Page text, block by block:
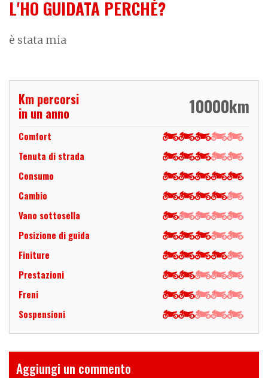
L'HO GUIDATA PERCHÉ?
è stata mia
Km percorsi
in un anno
10000km
Comfort
Tenuta di strada
Consumo
Cambio
Vano sottosella
Posizione di guida
Finiture
Prestazioni
Freni
Sospensioni
Aggiungi un commento